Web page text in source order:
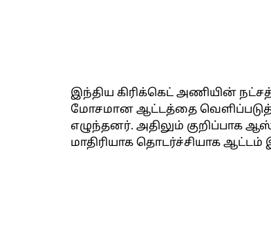
இந்திய கிரிக்கெட் அணியின்
மோசமான ஆட்டத்தை
எழுந்தனர். அதிலும்
மாதிரியாக தொடர்ச்சியாக ஆட்டம்